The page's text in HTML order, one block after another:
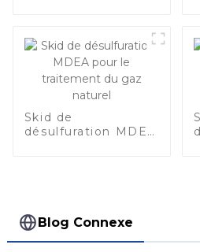
Skid de
désulfuration MDEA
Blog Connexe